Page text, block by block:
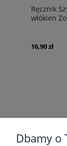
Ręcznik
włókien
16,90 zł
Dbamy o